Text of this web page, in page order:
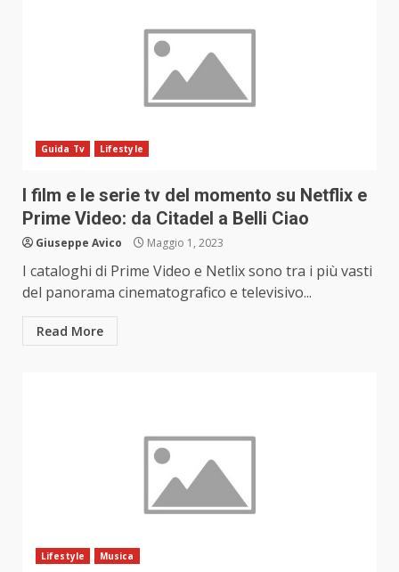
Guida Tv Lifestyle
I film e le serie tv del momento su Netflix e
Prime Video: da Citadel a Belli Ciao
Giuseppe Avico Maggio 1, 2023
I cataloghi di Prime Video e Netlix sono tra i più vasti
del panorama cinematografico e televisivo...
Read More
Lifestyle Musica